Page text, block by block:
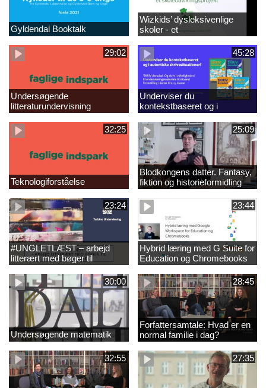
Gyldendal Booktalk
Wizkids’ dysleksivenlige
skoler - et
skoleudviklingsprojekt - ny
29:02
Undersøgende
litteraturundervisning
45:28
Underviser du
kontekstbaseret og i
autentiske skrivesituationer?
32:25
Teknologiforståelse
25:09
Blodkongens datter. Fantasy,
fiktion og historieformidling
23:24
#UNGLETLÆST – arbejd
litterært med bøger til
læsesvage unge
23:44
Hybrid læring med G Suite for
Education og Chromebooks
30:00
Undersøgende matematik
28:45
Forfattersamtale: Hvad er en
normal familie i dag?
32:55 27:35